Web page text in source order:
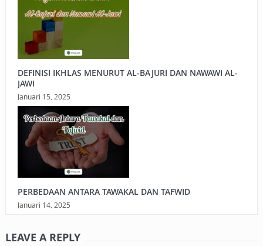
DEFINISI IKHLAS MENURUT AL-BAJURI DAN NAWAWI AL-
JAWI
Januari 15, 2025
PERBEDAAN ANTARA TAWAKAL DAN TAFWID
Januari 14, 2025
LEAVE A REPLY